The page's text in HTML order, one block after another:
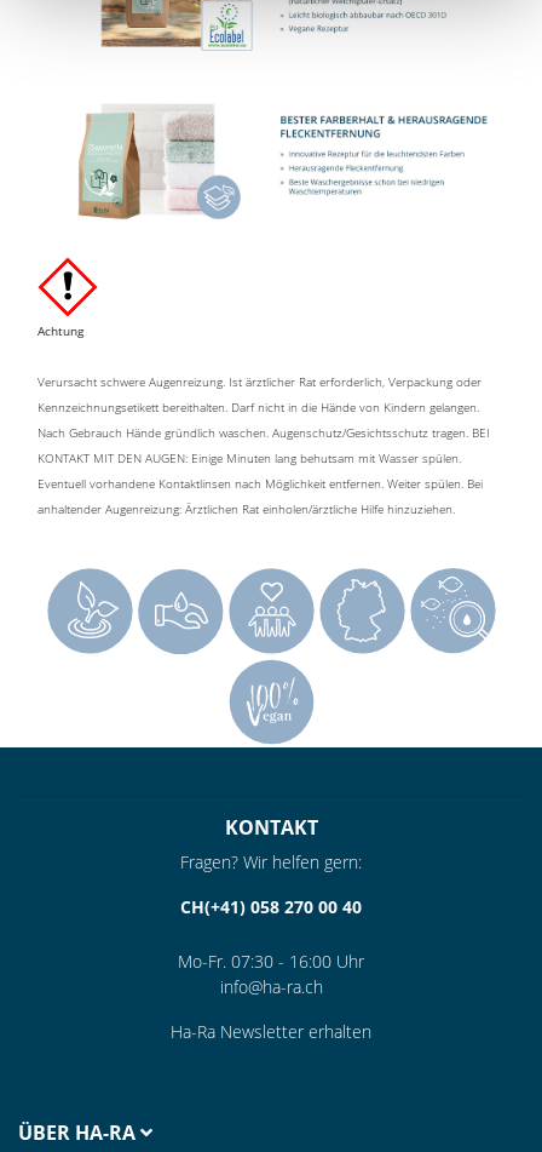
Achtung
Verursacht schwere Augenreizung. Ist ärztlicher Rat erforderlich, Verpackung oder
Kennzeichnungsetikett bereithalten. Darf nicht in die Hände von Kindern gelangen.
Nach Gebrauch Hände gründlich waschen. Augenschutz/Gesichtsschutz tragen. BEI
KONTAKT MIT DEN AUGEN: Einige Minuten lang behutsam mit Wasser spülen.
Eventuell vorhandene Kontaktlinsen nach Möglichkeit entfernen. Weiter spülen. Bei
anhaltender Augenreizung: Ärztlichen Rat einholen/ärztliche Hilfe hinzuziehen.
KONTAKT
Fragen? Wir helfen gern:
CH(+41) 058 270 00 40
Mo-Fr. 07:30 - 16:00 Uhr
info@ha-ra.ch
Ha-Ra Newsletter erhalten
ÜBER HA-RA